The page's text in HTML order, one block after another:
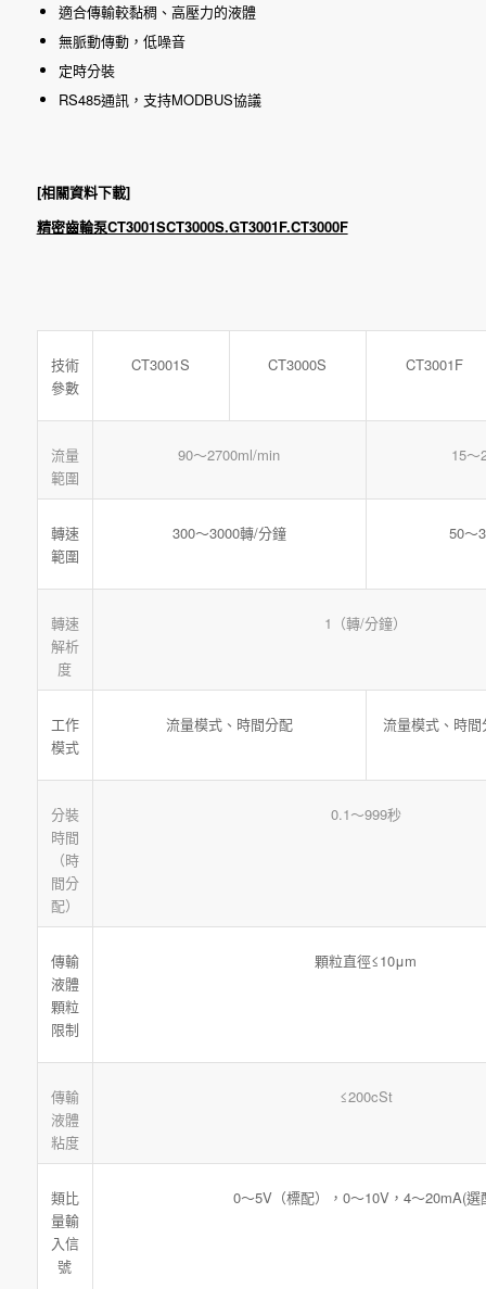
適合傳輸較黏稠、高壓力的液體
無脈動傳動，低噪音
定時分裝
RS485通訊，支持MODBUS協議
[相關資料下載]
精密齒輪泵CT3001SCT3000S.GT3001F.CT3000F
技術
參數
CT3001S CT3000S CT3001F
流量
範圍
90～2700ml/min 15～
轉速
範圍
300～3000轉/分鐘 50～
轉速
解析
度
1（轉/分鐘）
工作
模式
流量模式、時間分配 流量模式、時
分裝
時間
（時
間分
配）
0.1～999秒
傳輸
液體
顆粒
限制
顆粒直徑≤10μm
傳輸
液體
粘度
≤200cSt
類比
量輸
入信
號
0～5V（標配），0～10V，4～20mA(選